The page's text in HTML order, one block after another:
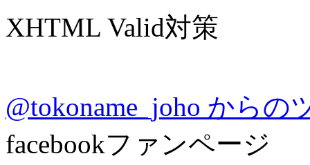
XHTML Valid対策
@tokoname_joho からの
facebookファンページ